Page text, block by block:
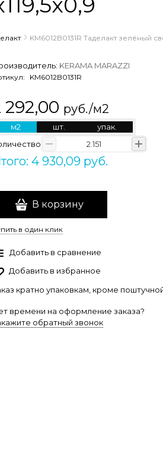
KM6012B0131R Таделакт зелёный
KERAMA MARAZZI
KM6012B0131R
292,00 руб./м2
м2 шт.
упак.
4 930,09 руб.
В корзину
в один клик
Добавить в сравнение
Добавить в избранное
кратно упаковкам, кроме
времени на оформление заказа?
обратный звонок